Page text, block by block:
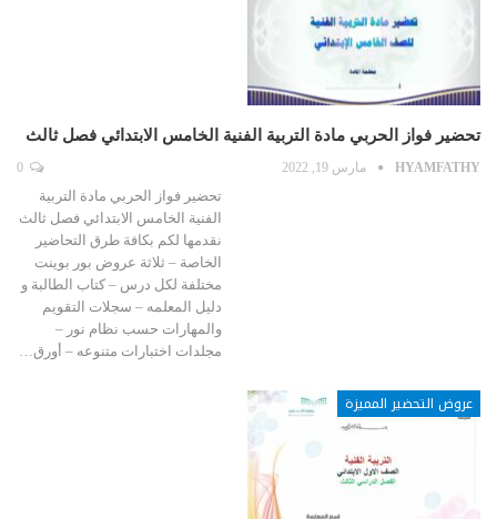
تحضير فواز الحربي مادة التربية الفنية الخامس الابتدائي فصل ثالث
HYAMFATHY مارس 19, 2022
تحضير فواز الحربي مادة التربية
الفنية الخامس الابتدائي فصل ثالث
نقدمها لكم بكافة طرق التحاضير
الخاصة – ثلاثة عروض بور بوينت
مختلفة لكل درس – كتاب الطالبة و
دليل المعلمه – سجلات التقويم
والمهارات حسب نظام نور –
مجلدات اختبارات متنوعه – أورق…
عروض التحضير المميزة